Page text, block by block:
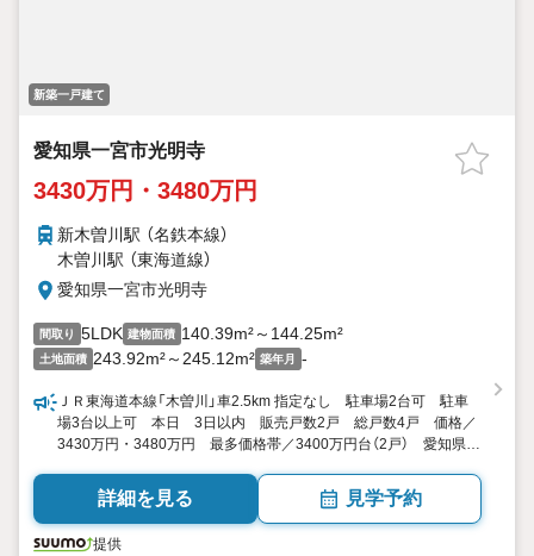
新築一戸建て
愛知県一宮市光明寺
3430万円・3480万円
新木曽川駅 （名鉄本線）
木曽川駅 （東海道線）
愛知県一宮市光明寺
間取り 5LDK 建物面積 140.39m²～144.25m²
土地面積 243.92m²～245.12m² 築年月 -
ＪＲ東海道本線「木曽川」車2.5km 指定なし 駐車場2台可 駐車
場3台以上可 本日 3日以内 販売戸数2戸 総戸数4戸 価格／
3430万円・3480万円 最多価格帯／3400万円台（2戸） 愛知県一
（42.46坪・43.63坪） 向き／▼未選択 by SUUMO
詳細を見る 見学予約
提供